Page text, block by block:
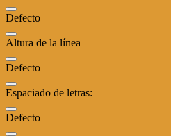
Defecto
Altura de la línea
Defecto
Espaciado de letras:
Defecto